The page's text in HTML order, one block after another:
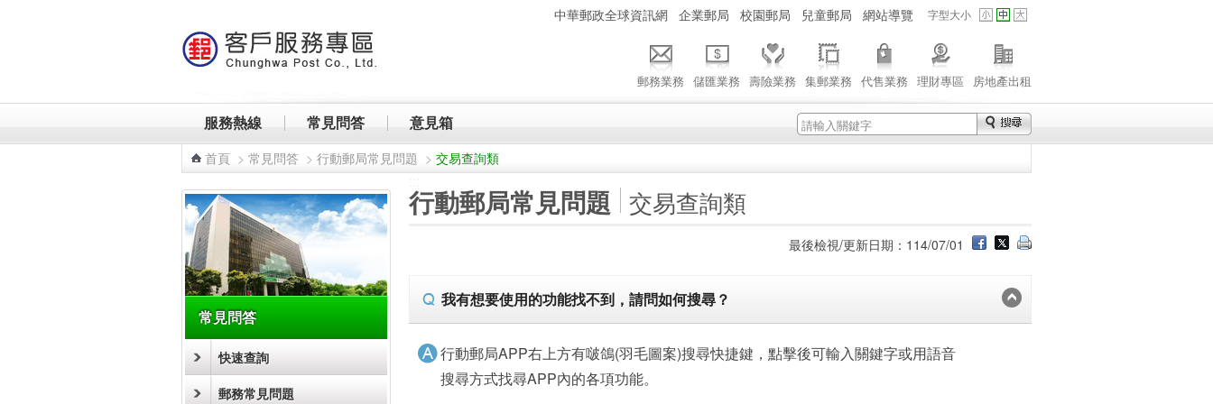
中華郵政全球資訊網 企業郵局 校園郵局 兒童郵局 網站導覽 字型大小
郵務業務 儲匯業務 壽險業務 集郵業務 代售業務 理財專區 房地產出租
服務熱線 常見問答 意見箱
首頁 > 常見問答 > 行動郵局常見問題 > 交易查詢類
常見問答
快速查詢
郵務常見問題
行動郵局常見問題 交易查詢類
最後檢視/更新日期：114/07/01
我有想要使用的功能找不到，請問如何搜尋？
行動郵局APP右上方有啵鴿(羽毛圖案)搜尋快捷鍵，點擊後可輸入關鍵字或用語音
搜尋方式找尋APP內的各項功能。